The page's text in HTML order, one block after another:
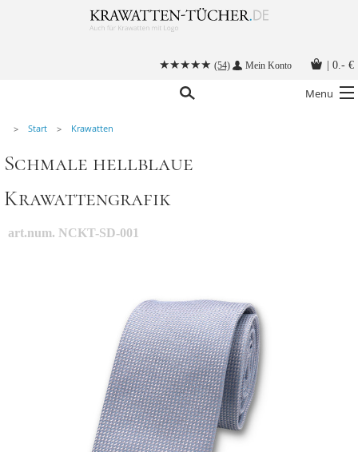
(54) Mein Konto 0.- €
Menu
Alle Accessoires
Stoffmasken
Krawatten mit Logo
Start Krawatten
Schmale hellblaue
Krawattengrafik
art.num. NCKT-SD-001